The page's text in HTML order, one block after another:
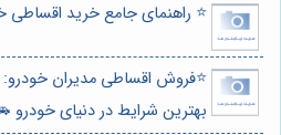
⭐️ راهنمای جامع خرید اقساطی
⭐️فروش اقساطی مدیران خودرو:
بهترین شرایط در دنیای خودرو